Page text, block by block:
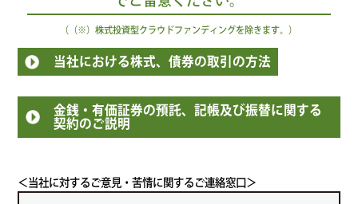
（（※）株式投資型クラウドファンディングを除きます。）
当社における株式、債券の取引の方法
金銭・有価証券の預託、記帳及び振替に関する
契約のご説明
＜当社に対するご意見・苦情に関するご連絡窓口＞